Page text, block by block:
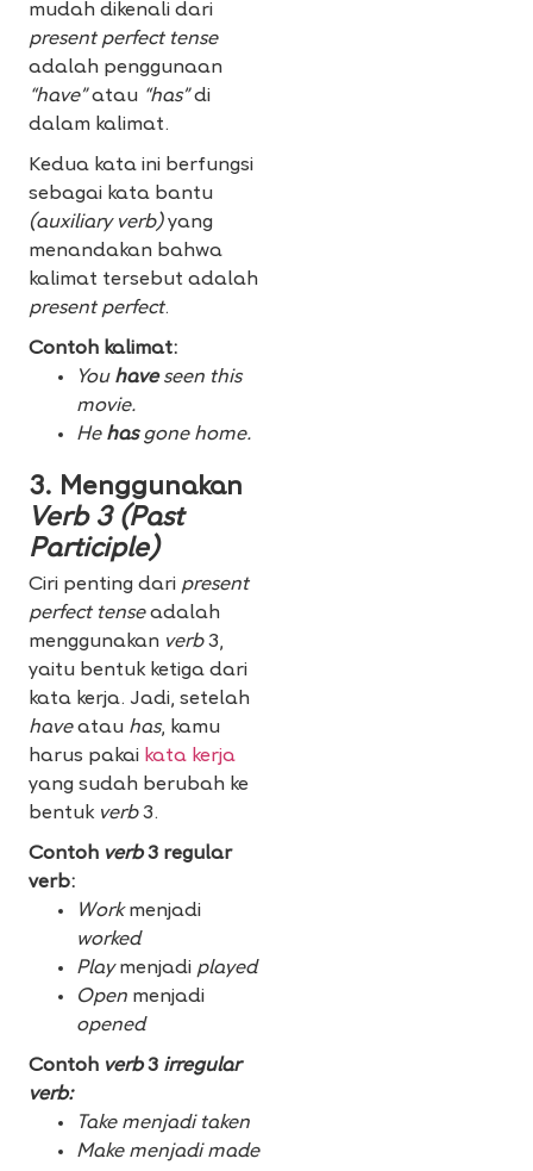
mudah dikenali dari
present perfect tense
adalah penggunaan
“have”atau “has”di
dalam kalimat.
Kedua kata ini berfungsi
sebagai kata bantu
(auxiliary verb)yang
menandakan bahwa
kalimat tersebut adalah
present perfect.
Contoh kalimat:
You haveseen this
movie.
He hasgone home.
3. Menggunakan
Verb 3 (Past
Participle)
Ciri penting dari present
perfect tenseadalah
menggunakan verb3,
yaitu bentuk ketiga dari
kata kerja. Jadi, setelah
haveatau has, kamu
harus pakai kata kerja
yang sudah berubah ke
bentuk verb3.
Contoh verb3 regular
verb:
Workmenjadi
worked
Playmenjadi played
Open menjadi
opened
Contoh verb 3 irregular
verb:
Take menjadi taken
Make menjadi made